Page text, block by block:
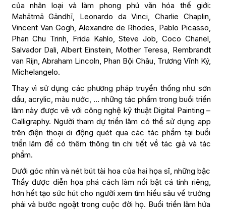
của nhân loại và làm phong phú văn hóa thế giới:
Mahātmā Gāndhī, Leonardo da Vinci, Charlie Chaplin,
Vincent Van Gogh, Alexandre de Rhodes, Pablo Picasso,
Phan Chu Trinh, Frida Kahlo, Steve Job, Coco Chanel,
Salvador Dali, Albert Einstein, Mother Teresa, Rembrandt
van Rijn, Abraham Lincoln, Phan Bội Châu, Trương Vĩnh Ký,
Michelangelo.
Thay vì sử dụng các phương pháp truyền thống như sơn
dầu, acrylic, màu nước, … những tác phẩm trong buổi triển
lãm này được vẽ với công nghệ kỹ thuật Digital Painting –
Calligraphy. Người tham dự triển lãm có thể sử dụng app
trên điện thoại di động quét qua các tác phẩm tại buổi
triển lãm để có thêm thông tin chi tiết về tác giả và tác
phẩm.
Dưới góc nhìn và nét bút tài hoa của hai họa sĩ, những bậc
Thầy được diễn họa phá cách làm nổi bật cá tính riêng,
hơn hết tạo sức hút cho người xem tìm hiểu sâu về trường
phái và bước ngoặt trong cuộc đời họ. Buổi triển lãm hứa